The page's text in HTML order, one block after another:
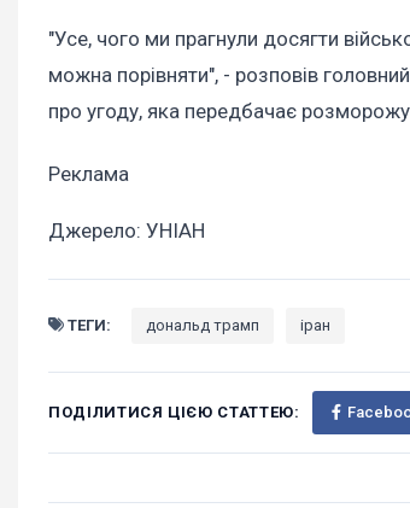
"Усе, чого ми прагнули досягти
можна порівняти", - розповів
про угоду, яка передбачає
Реклама
Джерело: УНІАН
ТЕГИ: дональд трамп іран
ПОДІЛИТИСЯ ЦІЄЮ СТАТТЕЮ: